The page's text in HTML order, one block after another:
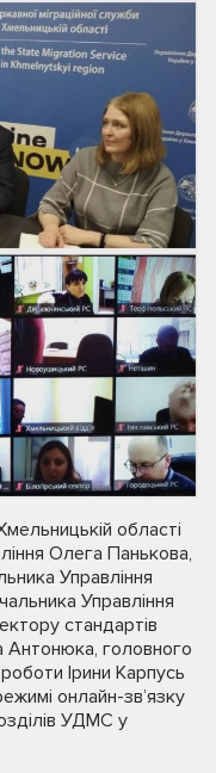
області
Олега Панькова,
Управління
Управління
стандартів
Антонюка, головного
роботи Ірини Карпусь
онлайн-зв’язку
УДМС у